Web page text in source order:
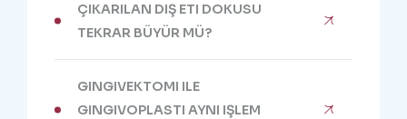
ÇIKARILAN DIŞ ETI DOKUSU
TEKRAR BÜYÜR MÜ?
GINGIVEKTOMI ILE
GINGIVOPLASTI AYNI IŞLEM